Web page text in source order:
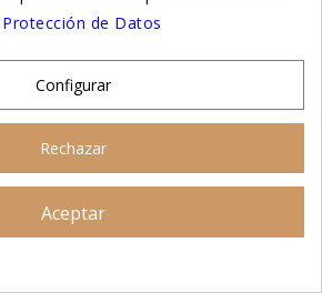
Por eso, cada artículo
colaborativo entre especialistas
con una sólida trayectoria
un comentario
personalizado
de Datos
Configurar
Rechazar
Aceptar